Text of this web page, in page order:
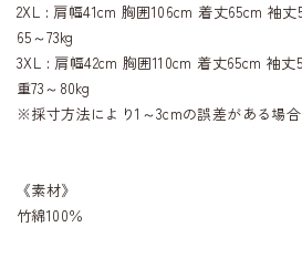
2XL : 肩幅41cm 胸囲106cm 着丈65cm 袖
65～73kg
3XL : 肩幅42cm 胸囲110cm 着丈65cm 袖丈
重73～80kg
※採寸方法により1～3cmの誤差がある場合
《素材》
竹綿100％